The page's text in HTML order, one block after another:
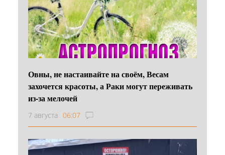
Овны, не настаивайте на своём, Весам
захочется красоты, а Раки могут переживать
из-за мелочей
7 августа 06:07